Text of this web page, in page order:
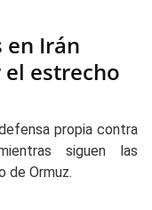
en Irán
estrecho
propia contra
siguen las
de Ormuz.